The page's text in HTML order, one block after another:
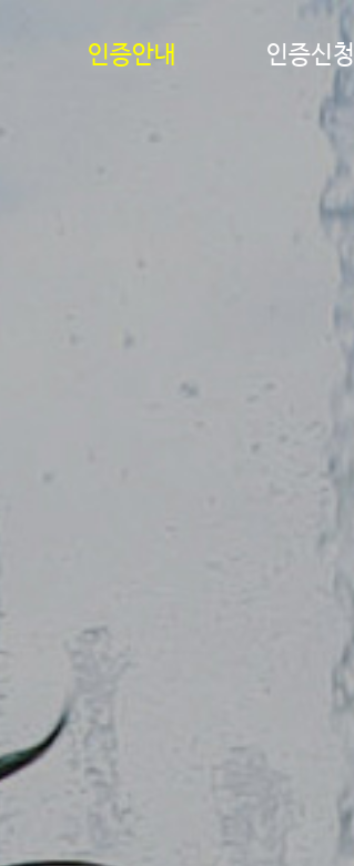
인증안내 인증신청